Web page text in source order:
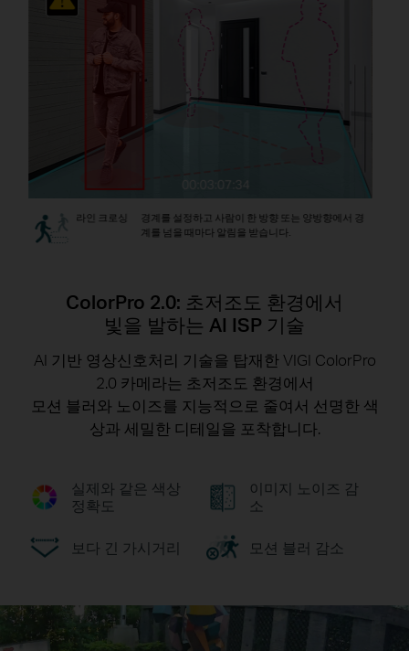
라인 크로싱
경계를 설정하고 사람이 한 방향 또는 양방향에서 경
계를 넘을 때마다 알림을 받습니다.
ColorPro 2.0: 초저조도 환경에서
빛을 발하는 AI ISP 기술
AI 기반 영상신호처리 기술을 탑재한 VIGI ColorPro
2.0 카메라는 초저조도 환경에서
모션 블러와 노이즈를 지능적으로 줄여서 선명한 색
상과 세밀한 디테일을 포착합니다.
실제와 같은 색상
정확도
이미지 노이즈 감
소
보다 긴 가시거리 모션 블러 감소